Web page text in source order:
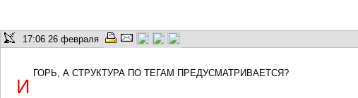
17:06 26 февраля
И
горь, а структура по тегам предусматривается?